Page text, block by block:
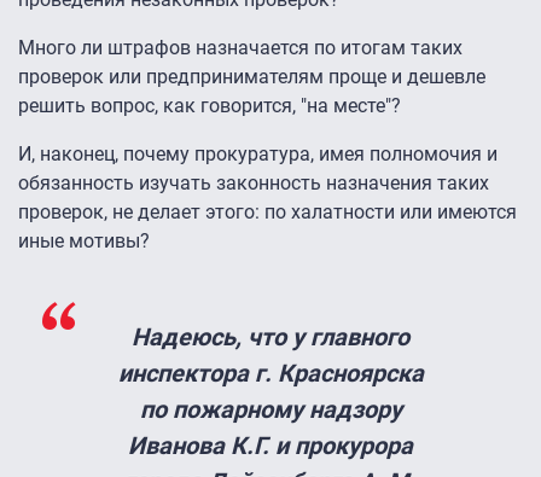
Много ли штрафов назначается по итогам таких
проверок или предпринимателям проще и дешевле
решить вопрос, как говорится, "на месте"?
И, наконец, почему прокуратура, имея полномочия и
обязанность изучать законность назначения таких
проверок, не делает этого: по халатности или имеются
иные мотивы?
Надеюсь, что у главного
инспектора г. Красноярска
по пожарному надзору
Иванова К.Г. и прокурора